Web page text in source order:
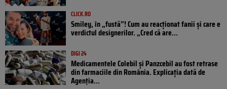
CLICK.RO
Smiley, în „fustă”! Cum au reacționat fanii și care e
verdictul designerilor. „Cred că are...
DIGI 24
Medicamentele Colebil și Panzcebil au fost retrase
din farmaciile din România. Explicația dată de
Agenția...